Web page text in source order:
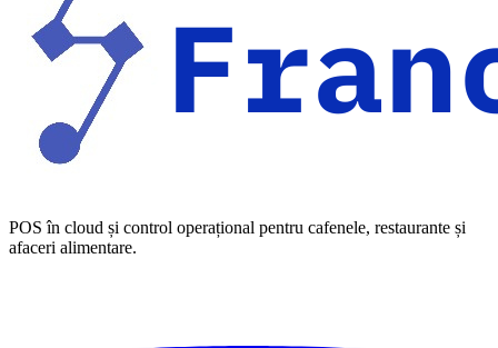
POS în cloud și control operațional pentru cafenele, restaurante și
afaceri alimentare.